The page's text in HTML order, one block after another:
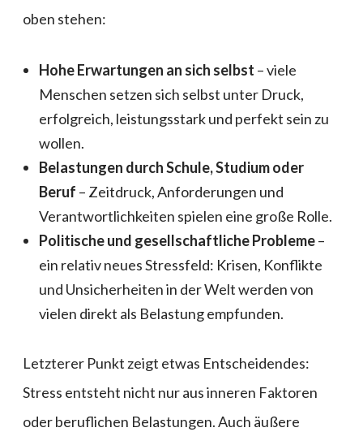
oben stehen:
Hohe Erwartungen an sich selbst – viele
Menschen setzen sich selbst unter Druck,
erfolgreich, leistungsstark und perfekt sein zu
wollen.
Belastungen durch Schule, Studium oder
Beruf – Zeitdruck, Anforderungen und
Verantwortlichkeiten spielen eine große Rolle.
Politische und gesellschaftliche Probleme–
ein relativ neues Stressfeld: Krisen, Konflikte
und Unsicherheiten in der Welt werden von
vielen direkt als Belastung empfunden.
Letzterer Punkt zeigt etwas Entscheidendes:
Stress entsteht nicht nur aus inneren Faktoren
oder beruflichen Belastungen. Auch äußere